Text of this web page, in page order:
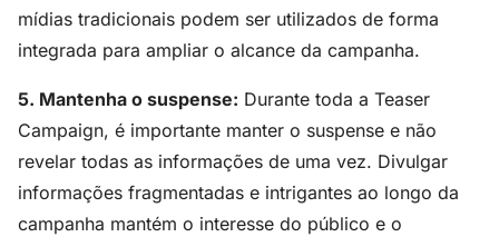
mídias tradicionais podem ser utilizados de forma
integrada para ampliar o alcance da campanha.
5. Mantenha o suspense: Durante toda a Teaser
Campaign, é importante manter o suspense e não
revelar todas as informações de uma vez. Divulgar
informações fragmentadas e intrigantes ao longo da
campanha mantém o interesse do público e o